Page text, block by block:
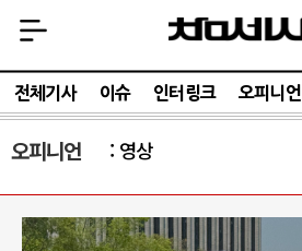
전체기사 이슈 인터링크 오피니언
오피니언 영상